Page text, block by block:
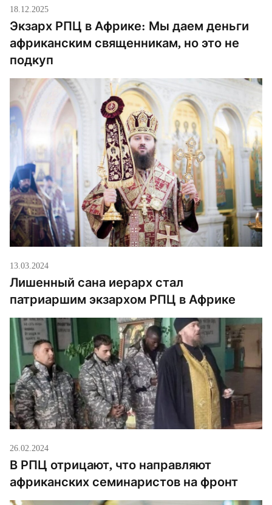
18.12.2025
Экзарх РПЦ в Африке: Мы даем деньги
африканским священникам, но это не
подкуп
13.03.2024
Лишенный сана иерарх стал
патриаршим экзархом РПЦ в Африке
26.02.2024
В РПЦ отрицают, что направляют
африканских семинаристов на фронт